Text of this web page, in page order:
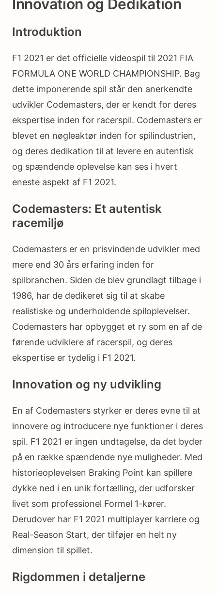
Innovation og Dedikation
Introduktion
F1 2021 er det officielle videospil til 2021 FIA
FORMULA ONE WORLD CHAMPIONSHIP. Bag
dette imponerende spil står den anerkendte
udvikler Codemasters, der er kendt for deres
ekspertise inden for racerspil. Codemasters er
blevet en nøgleaktør inden for spilindustrien,
og deres dedikation til at levere en autentisk
og spændende oplevelse kan ses i hvert
eneste aspekt af F1 2021.
Codemasters: Et autentisk
racemiljø
Codemasters er en prisvindende udvikler med
mere end 30 års erfaring inden for
spilbranchen. Siden de blev grundlagt tilbage i
1986, har de dedikeret sig til at skabe
realistiske og underholdende spiloplevelser.
Codemasters har opbygget et ry som en af de
førende udviklere af racerspil, og deres
ekspertise er tydelig i F1 2021.
Innovation og ny udvikling
En af Codemasters styrker er deres evne til at
innovere og introducere nye funktioner i deres
spil. F1 2021 er ingen undtagelse, da det byder
på en række spændende nye muligheder. Med
historieoplevelsen Braking Point kan spillere
dykke ned i en unik fortælling, der udforsker
livet som professionel Formel 1-kører.
Derudover har F1 2021 multiplayer karriere og
Real-Season Start, der tilføjer en helt ny
dimension til spillet.
Rigdommen i detaljerne